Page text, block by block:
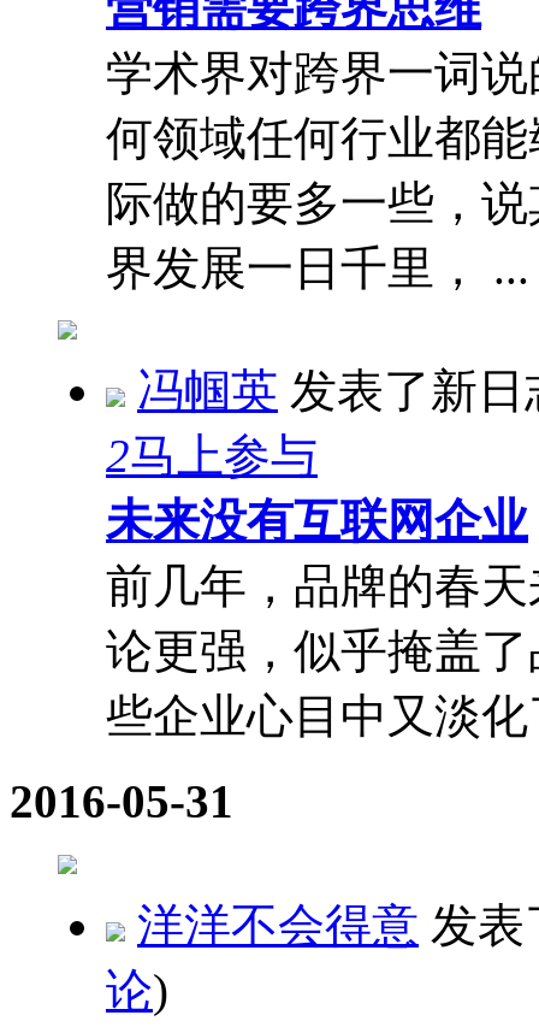
学术界对跨界一词
何领域任何行业都
际做的要多一些，
界发展一日千里， ...
冯帼英 发表了新
2马上参与
未来没有互联网企业
前几年，品牌的春
论更强，似乎掩盖
些企业心目中又淡
2016-05-31
洋洋不会得意 发
论)